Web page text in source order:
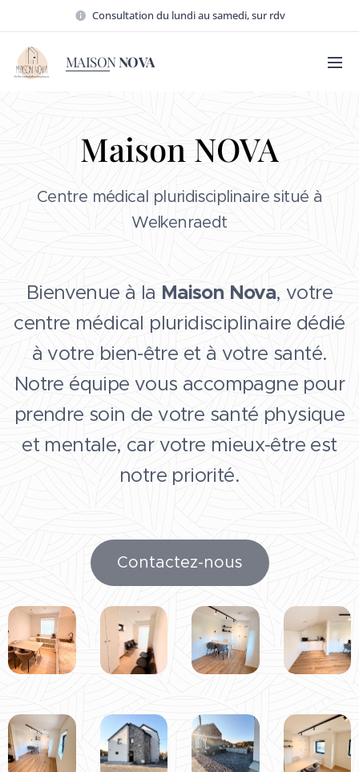
Consultation du lundi au samedi, sur rdv
MAISON NOVA
Maison NOVA
Centre médical pluridisciplinaire situé à
Welkenraedt
Bienvenue à la Maison Nova, votre
centre médical pluridisciplinaire dédié
à votre bien-être et à votre santé.
Notre équipe vous accompagne pour
prendre soin de votre santé physique
et mentale, car votre mieux-être est
notre priorité.
Contactez-nous